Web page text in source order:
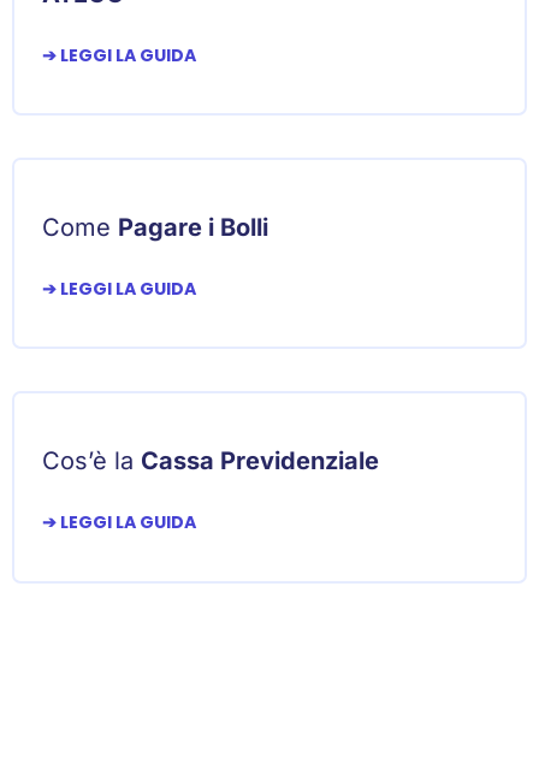
➔ LEGGI LA GUIDA
Come Pagare i Bolli
➔ LEGGI LA GUIDA
Cos’è la Cassa Previdenziale
➔ LEGGI LA GUIDA